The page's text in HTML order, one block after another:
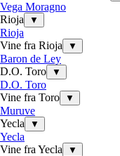
Vega Moragno
Rioja
▼
Rioja
Vine fra Rioja
▼
Baron de Ley
D.O. Toro
▼
D.O. Toro
Vine fra Toro
▼
Muruve
Yecla
▼
Yecla
Vine fra Yecla
▼